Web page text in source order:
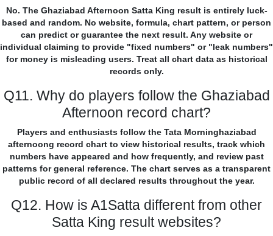
No. The Ghaziabad Afternoon Satta King result is entirely luck-
based and random. No website, formula, chart pattern, or person
can predict or guarantee the next result. Any website or
individual claiming to provide "fixed numbers" or "leak numbers"
for money is misleading users. Treat all chart data as historical
records only.
Q11. Why do players follow the Ghaziabad
Afternoon record chart?
Players and enthusiasts follow the Tata Morninghaziabad
afternoong record chart to view historical results, track which
numbers have appeared and how frequently, and review past
patterns for general reference. The chart serves as a transparent
public record of all declared results throughout the year.
Q12. How is A1Satta different from other
Satta King result websites?